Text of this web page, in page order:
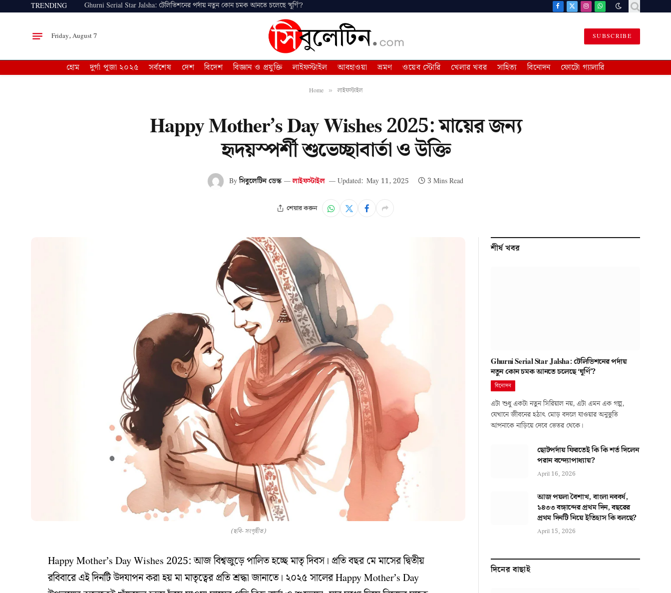
TRENDING Ghurni Serial Star Jalsha: টেলিভিশনের পর্দায় নতুন কোন চমক আনতে চলেছে ‘ঘূর্ণি’? Facebook
X
InstagramWhatsApp
Friday, August 7 SUBSCRIBE
হোম দুর্গা পূজা ২০২৫ সর্বশেষ দেশ বিদেশ বিজ্ঞান ও প্রযুক্তি লাইফস্টাইল আবহাওয়া ভ্রমণ ওয়েব স্টোরি খেলার খবর সাহিত্য বিনোদন ফোটো গ্যালারি
Home » লাইফস্টাইল
Happy Mother’s Day Wishes 2025: মায়ের জন্য
হৃদয়স্পর্শী শুভেচ্ছাবার্তা ও উক্তি
Byসিবুলেটিন ডেস্ক লাইফস্টাইল Updated: May 11, 2025 3 Mins Read
শেয়ার করুন
(ছবি- সংগৃহীত)
Happy Mother’s Day Wishes 2025: আজ বিশ্বজুড়ে পালিত হচ্ছে মাতৃ দিবস। প্রতি বছর মে মাসের দ্বিতীয়
রবিবারে এই দিনটি উদযাপন করা হয় মা মাতৃত্বের প্রতি শ্রদ্ধা জানাতে। ২০২৫ সালের Happy Mother’s Day
শীর্ষ খবর
Ghurni Serial Star Jalsha: টেলিভিশনের পর্দায়
নতুন কোন চমক আনতে চলেছে ‘ঘূর্ণি’?
বিনোদন
এটা শুধু একটা নতুন সিরিয়াল নয়, এটা এমন এক গল্প,
যেখানে জীবনের হঠাৎ মোড় বদলে যাওয়ার অনুভূতি
আপনাকে নাড়িয়ে দেবে ভেতর থেকে।
ছোটপর্দায় ফিরতেই কি কি শর্ত দিলেন
পরান বন্দ্যোপাধ্যায়?
April 16, 2026
আজ পয়লা বৈশাখ, বাংলা নববর্ষ,
১৪৩৩ বঙ্গাব্দের প্রথম দিন, বছরের
প্রথম দিনটি নিয়ে ইতিহাস কি বলছে?
April 15, 2026
দিনের বাছাই